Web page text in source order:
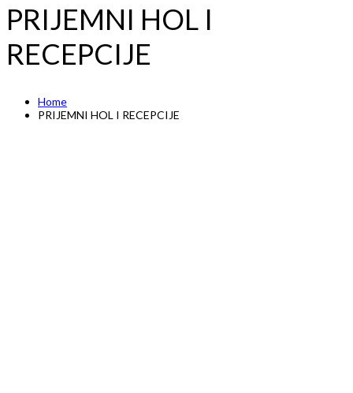
PRIJEMNI HOL I
RECEPCIJE
Home
PRIJEMNI HOL I RECEPCIJE